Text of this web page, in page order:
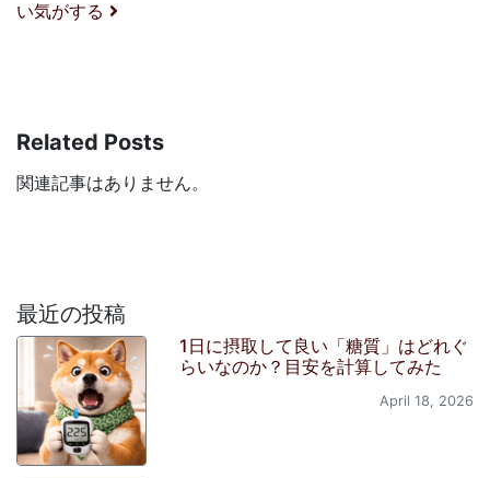
い気がする
Related Posts
関連記事はありません。
最近の投稿
1日に摂取して良い「糖質」はどれぐ
らいなのか？目安を計算してみた
April 18, 2026